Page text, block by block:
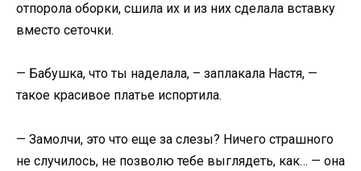
отпорола оборки, сшила их и из них сделала вставку
вместо сеточки.
— Бабушка, что ты наделала, – заплакала Настя, —
такое красивое платье испортила.
— Замолчи, это что еще за слезы? Ничего страшного
не случилось, не позволю тебе выглядеть, как… — она